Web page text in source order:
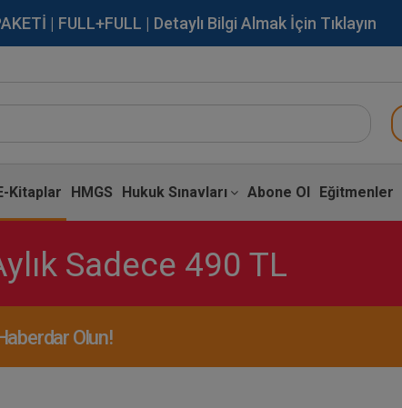
| FULL+FULL | Detaylı Bilgi Almak İçin Tıklayın
Kitaplar HMGS Hukuk Sınavları Abone Ol Eğitmenler
Sadece 490 TL
Olun!